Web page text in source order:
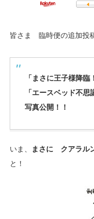
皆さま 臨時便の追加投
「まさに王子様降
「エースベッド不
写真公開！！
いま、 まさに クアラル
と！